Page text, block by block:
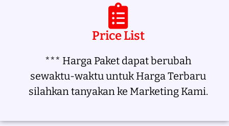
Price List
*** Harga Paket dapat berubah
sewaktu-waktu untuk Harga Terbaru
silahkan tanyakan ke Marketing Kami.